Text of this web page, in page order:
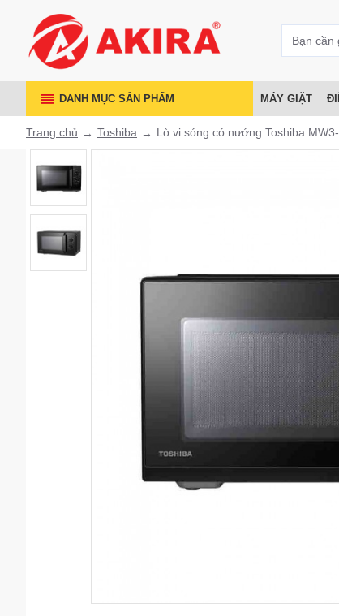
DANH MỤC SẢN PHẨM MÁY GIẶT
Trang chủ Toshiba Lò vi sóng có nướng Toshiba